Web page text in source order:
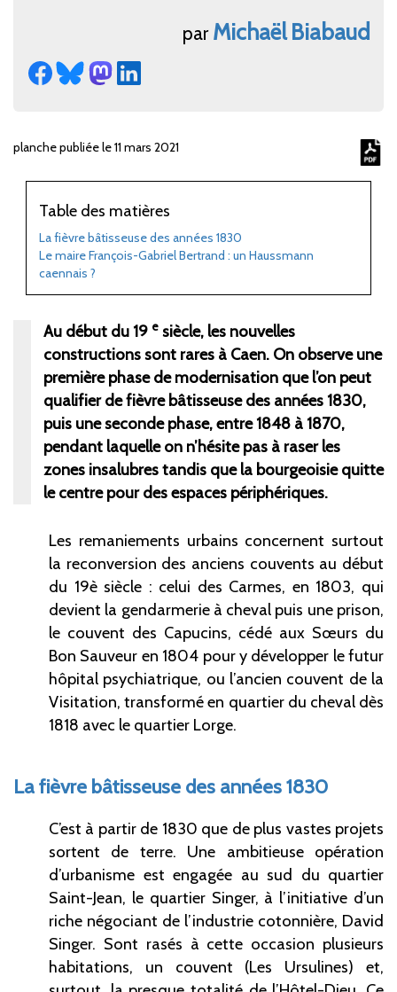
par Michaël Biabaud
planche publiée le 11 mars 2021
Table des matières
La fièvre bâtisseuse des années 1830
Le maire François-Gabriel Bertrand : un Haussmann
caennais ?
Au début du 19 e siècle, les nouvelles
constructions sont rares à Caen. On observe une
première phase de modernisation que l’on peut
qualifier de fièvre bâtisseuse des années 1830,
puis une seconde phase, entre 1848 à 1870,
pendant laquelle on n’hésite pas à raser les
zones insalubres tandis que la bourgeoisie quitte
le centre pour des espaces périphériques.
Les remaniements urbains concernent surtout
la reconversion des anciens couvents au début
du 19è siècle : celui des Carmes, en 1803, qui
devient la gendarmerie à cheval puis une prison,
le couvent des Capucins, cédé aux Sœurs du
Bon Sauveur en 1804 pour y développer le futur
hôpital psychiatrique, ou l’ancien couvent de la
Visitation, transformé en quartier du cheval dès
1818 avec le quartier Lorge.
La fièvre bâtisseuse des années 1830
C’est à partir de 1830 que de plus vastes projets
sortent de terre. Une ambitieuse opération
d’urbanisme est engagée au sud du quartier
Saint-Jean, le quartier Singer, à l’initiative d’un
riche négociant de l’industrie cotonnière, David
Singer. Sont rasés à cette occasion plusieurs
habitations, un couvent (Les Ursulines) et,